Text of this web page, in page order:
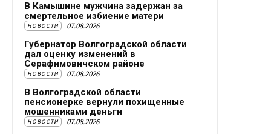
В Камышине мужчина задержан за
смертельное избиение матери
НОВОСТИ 07.08.2026
Губернатор Волгоградской области
дал оценку изменений в
Серафимовичском районе
НОВОСТИ 07.08.2026
В Волгоградской области
пенсионерке вернули похищенные
мошенниками деньги
НОВОСТИ 07.08.2026